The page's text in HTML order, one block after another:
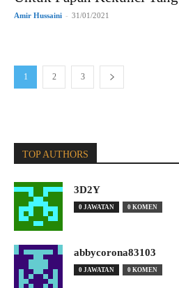
Amir Hussaini - 31/01/2021
1 2 3
TOP AUTHORS
3D2Y
0 JAWATAN 0 KOMEN
abbycorona83103
0 JAWATAN 0 KOMEN